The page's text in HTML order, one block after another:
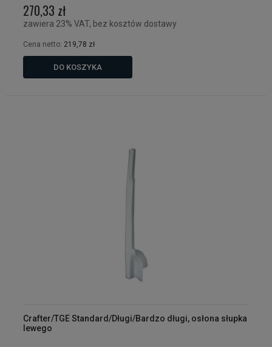
270,33 zł
zawiera 23% VAT, bez kosztów dostawy
Cena netto: 219,78 zł
DO KOSZYKA
Crafter/TGE Standard/Długi/Bardzo długi, osłona słupka
lewego